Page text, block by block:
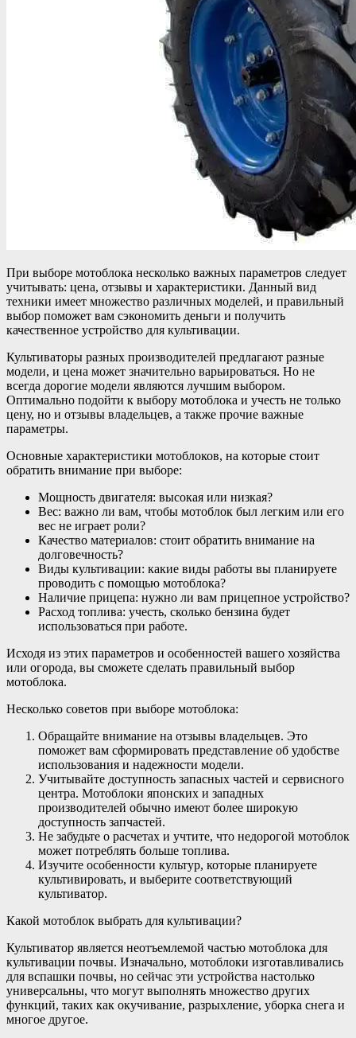
При выборе мотоблока несколько важных параметров следует
учитывать: цена, отзывы и характеристики. Данный вид
техники имеет множество различных моделей, и правильный
выбор поможет вам сэкономить деньги и получить
качественное устройство для культивации.
Культиваторы разных производителей предлагают разные
модели, и цена может значительно варьироваться. Но не
всегда дорогие модели являются лучшим выбором.
Оптимально подойти к выбору мотоблока и учесть не только
цену, но и отзывы владельцев, а также прочие важные
параметры.
Основные характеристики мотоблоков, на которые стоит
обратить внимание при выборе:
Мощность двигателя: высокая или низкая?
Вес: важно ли вам, чтобы мотоблок был легким или его
вес не играет роли?
Качество материалов: стоит обратить внимание на
долговечность?
Виды культивации: какие виды работы вы планируете
проводить с помощью мотоблока?
Наличие прицепа: нужно ли вам прицепное устройство?
Расход топлива: учесть, сколько бензина будет
использоваться при работе.
Исходя из этих параметров и особенностей вашего хозяйства
или огорода, вы сможете сделать правильный выбор
мотоблока.
Несколько советов при выборе мотоблока:
Обращайте внимание на отзывы владельцев. Это
поможет вам сформировать представление об удобстве
использования и надежности модели.
Учитывайте доступность запасных частей и сервисного
центра. Мотоблоки японских и западных
производителей обычно имеют более широкую
доступность запчастей.
Не забудьте о расчетах и учтите, что недорогой мотоблок
может потреблять больше топлива.
Изучите особенности культур, которые планируете
культивировать, и выберите соответствующий
культиватор.
Какой мотоблок выбрать для культивации?
Культиватор является неотъемлемой частью мотоблока для
культивации почвы. Изначально, мотоблоки изготавливались
для вспашки почвы, но сейчас эти устройства настолько
универсальны, что могут выполнять множество других
функций, таких как окучивание, разрыхление, уборка снега и
многое другое.